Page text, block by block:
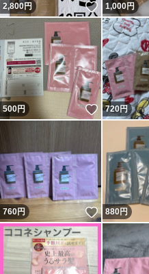
2,800円 いいね！
1,000円
500円 いいね！
720円
760円 いいね！
880円